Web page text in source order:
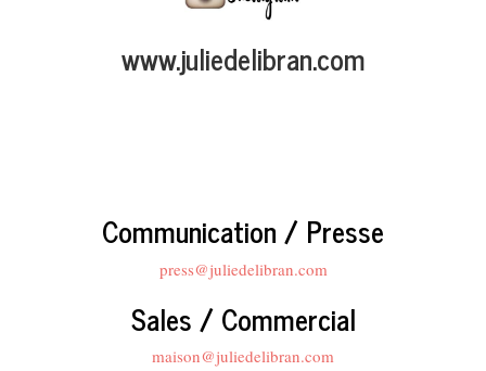
www.juliedelibran.com
Communication / Presse
press@juliedelibran.com
Sales / Commercial
maison@juliedelibran.com